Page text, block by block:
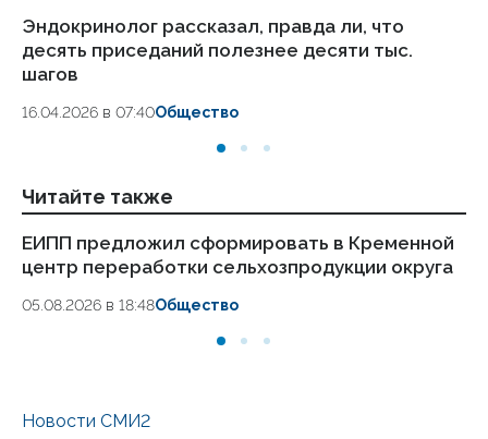
Эндокринолог рассказал, правда ли, что
десять приседаний полезнее десяти тыс.
шагов
16.04.2026 в 07:40Общество
Читайте также
ЕИПП предложил сформировать в Кременной
центр переработки сельхозпродукции округа
05.08.2026 в 18:48Общество
Новости СМИ2